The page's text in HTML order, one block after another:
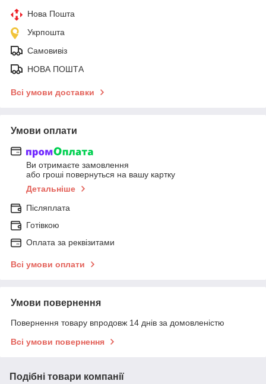
Нова Пошта
Укрпошта
Самовивіз
НОВА ПОШТА
Всі умови доставки
Умови оплати
Ви отримаєте замовлення
або гроші повернуться на вашу картку
Детальніше
Післяплата
Готівкою
Оплата за реквізитами
Всі умови оплати
Умови повернення
Повернення товару впродовж 14 днів за домовленістю
Всі умови повернення
Подібні товари компанії